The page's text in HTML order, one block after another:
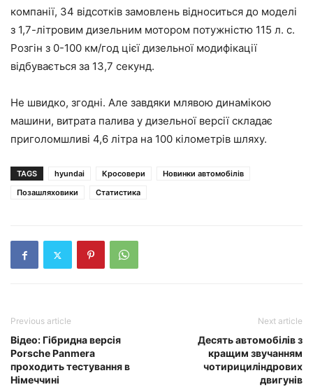
компанії, 34 відсотків замовлень відноситься до моделі
з 1,7-літровим дизельним мотором потужністю 115 л. с.
Розгін з 0-100 км/год цієї дизельної модифікації
відбувається за 13,7 секунд.
Не швидко, згодні. Але завдяки млявою динамікою
машини, витрата палива у дизельної версії складає
приголомшливі 4,6 літра на 100 кілометрів шляху.
TAGS hyundai Кросовери
Новинки автомобілів
Позашляховики
Статистика
Previous article
Відео: Гібридна версія
Porsche Panmera
проходить тестування в
Німеччині
Next article
Десять автомобілів з
кращим звучанням
чотирициліндрових
двигунів